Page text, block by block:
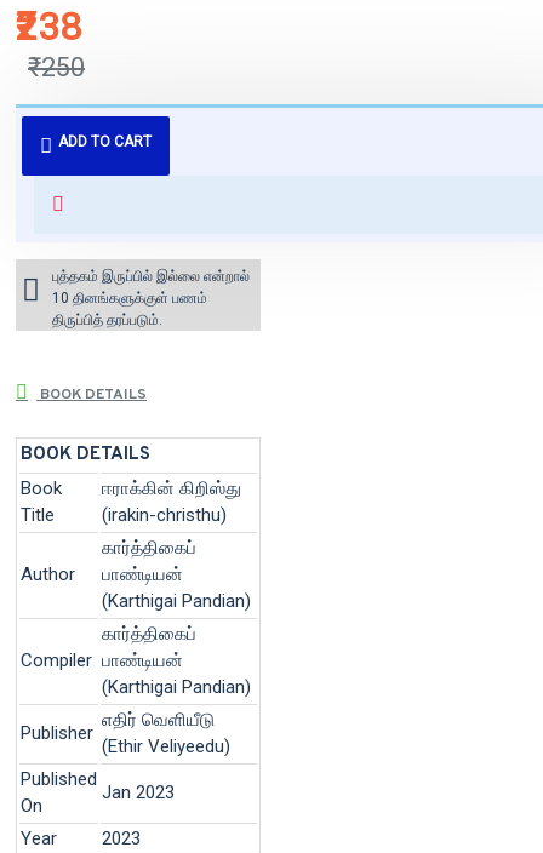
₹238
₹250
ADD TO CART
புத்தகம் 3 - 7 நாட்களில் அனுப்பி
வைக்கப்படும்.
for orders above ₹1000 within
புத்தகம் இருப்பில் இல்லை என்றால்
10 தினங்களுக்குள் பணம்
திருப்பித் தரப்படும்.
BOOK DETAILS
BOOK DETAILS
Book
Title
ஈராக்கின் கிறிஸ்து
(irakin-christhu)
Author
கார்த்திகைப்
பாண்டியன்
(Karthigai Pandian)
Compiler
கார்த்திகைப்
பாண்டியன்
(Karthigai Pandian)
Publisher
எதிர் வெளியீடு
(Ethir Veliyeedu)
Published
On
Jan 2023
Year
2023